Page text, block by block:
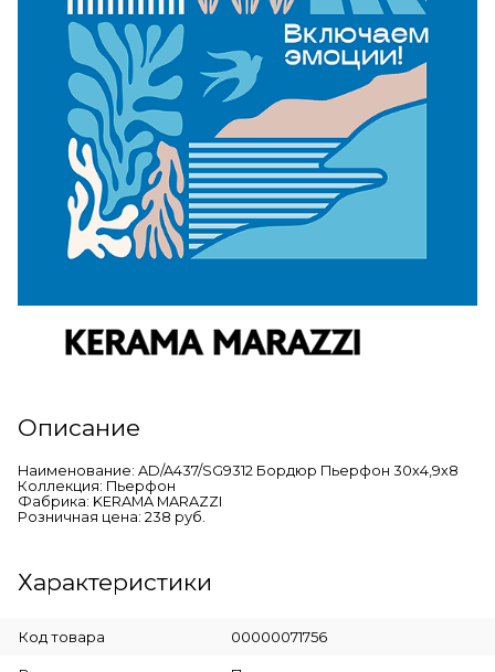
Описание
Наименование: AD/A437/SG9312 Бордюр Пьерфон 30х4,9х8
Коллекция: Пьерфон
Фабрика: KERAMA MARAZZI
Розничная цена: 238 руб.
Характеристики
Код товара 00000071756